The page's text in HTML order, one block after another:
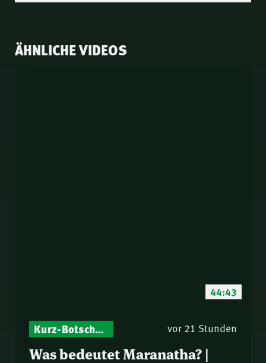
ÄHNLICHE VIDEOS
44:43
Kurz-Botschaften – Biblische Impulse mit Zukunft im Blick vor 21 Stunden
Was bedeutet Maranatha? |